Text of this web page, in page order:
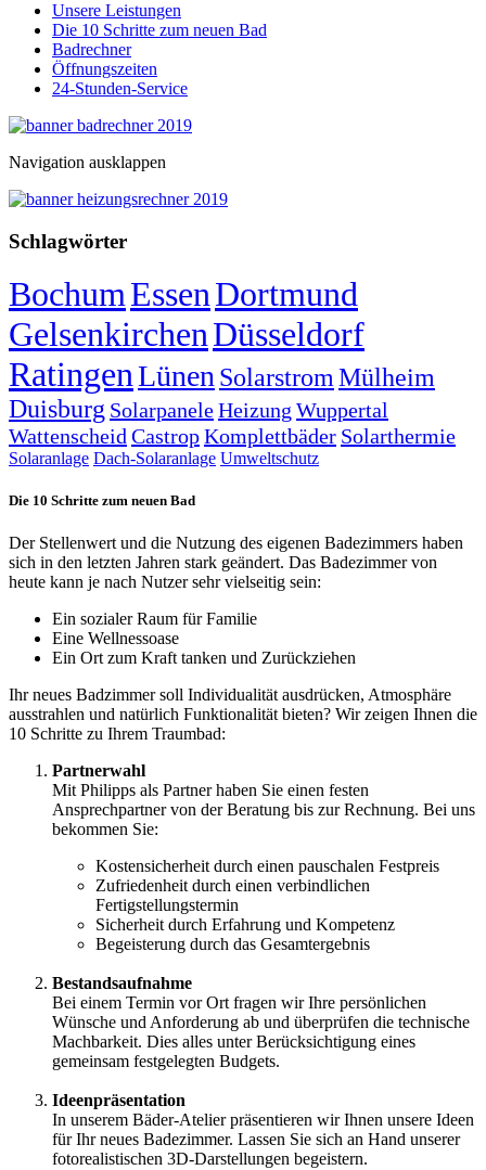
Unsere Leistungen
Die 10 Schritte zum neuen Bad
Badrechner
Öffnungszeiten
24-Stunden-Service
Navigation ausklappen
Schlagwörter
BochumEssenDortmund
GelsenkirchenDüsseldorf
RatingenLünen Solarstrom Mülheim
Duisburg SolarpaneleHeizung Wuppertal
Wattenscheid CastropKomplettbäder Solarthermie
Solaranlage Dach-Solaranlage Umweltschutz
Die 10 Schritte zum neuen Bad
Der Stellenwert und die Nutzung des eigenen Badezimmers haben
sich in den letzten Jahren stark geändert. Das Badezimmer von
heute kann je nach Nutzer sehr vielseitig sein:
Ein sozialer Raum für Familie
Eine Wellnessoase
Ein Ort zum Kraft tanken und Zurückziehen
Ihr neues Badzimmer soll Individualität ausdrücken, Atmosphäre
ausstrahlen und natürlich Funktionalität bieten? Wir zeigen Ihnen die
10 Schritte zu Ihrem Traumbad:
Partnerwahl
Mit Philipps als Partner haben Sie einen festen
Ansprechpartner von der Beratung bis zur Rechnung. Bei uns
bekommen Sie:
Kostensicherheit durch einen pauschalen Festpreis
Zufriedenheit durch einen verbindlichen
Fertigstellungstermin
Sicherheit durch Erfahrung und Kompetenz
Begeisterung durch das Gesamtergebnis
Bestandsaufnahme
Bei einem Termin vor Ort fragen wir Ihre persönlichen
Wünsche und Anforderung ab und überprüfen die technische
Machbarkeit. Dies alles unter Berücksichtigung eines
gemeinsam festgelegten Budgets.
Ideenpräsentation
In unserem Bäder-Atelier präsentieren wir Ihnen unsere Ideen
für Ihr neues Badezimmer. Lassen Sie sich an Hand unserer
fotorealistischen 3D-Darstellungen begeistern.